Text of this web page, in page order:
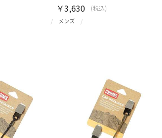
メンズ
￥3,630 (税込)